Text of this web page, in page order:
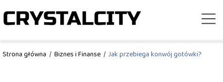
Strona główna / Biznes i Finanse / Jak przebiega konwój gotówki?